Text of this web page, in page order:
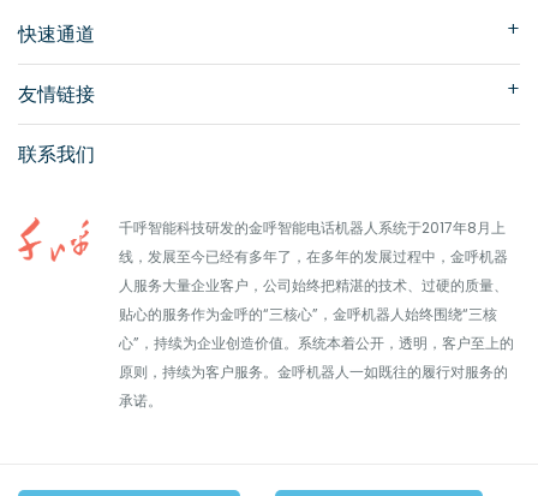
快速通道
友情链接
联系我们
千呼智能科技研发的金呼智能电话机器人系统于2017年8月上
线，发展至今已经有多年了，在多年的发展过程中，金呼机器
人服务大量企业客户，公司始终把精湛的技术、过硬的质量、
贴心的服务作为金呼的“三核心”，金呼机器人始终围绕“三核
心”，持续为企业创造价值。系统本着公开，透明，客户至上的
原则，持续为客户服务。金呼机器人一如既往的履行对服务的
承诺。
版权所有 ©北京千呼智能科技有限公司2024-2027。保留一切权利。